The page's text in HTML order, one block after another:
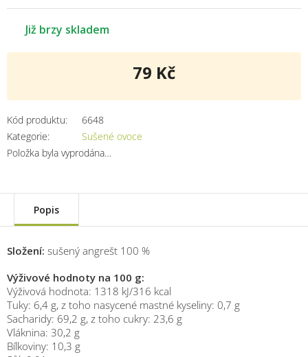
Již brzy skladem
Kód produktu:
6648
Kategorie:
Sušené ovoce
Položka byla vyprodána…
79 Kč
cena:
Popis
Složení: sušený angrešt 100 %
Výživové hodnoty na 100 g:
Výživová hodnota: 1318 kJ/316 kcal
Tuky: 6,4 g, z toho nasycené mastné kyseliny: 0,7 g
Sacharidy: 69,2 g, z toho cukry: 23,6 g
Vláknina: 30,2 g
Bílkoviny: 10,3 g